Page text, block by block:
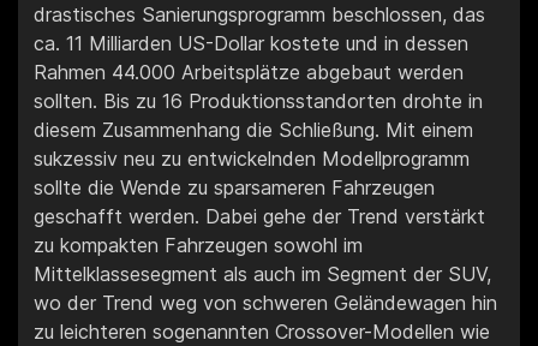
drastisches Sanierungsprogramm beschlossen, das
ca. 11 Milliarden US-Dollar kostete und in dessen
Rahmen 44.000 Arbeitsplätze abgebaut werden
sollten. Bis zu 16 Produktionsstandorten drohte in
diesem Zusammenhang die Schließung. Mit einem
sukzessiv neu zu entwickelnden Modellprogramm
sollte die Wende zu sparsameren Fahrzeugen
geschafft werden. Dabei gehe der Trend verstärkt
zu kompakten Fahrzeugen sowohl im
Mittelklassesegment als auch im Segment der SUV,
wo der Trend weg von schweren Geländewagen hin
zu leichteren sogenannten Crossover-Modellen wie